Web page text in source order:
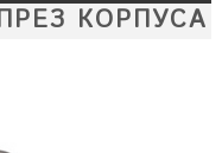
КОРПУСА